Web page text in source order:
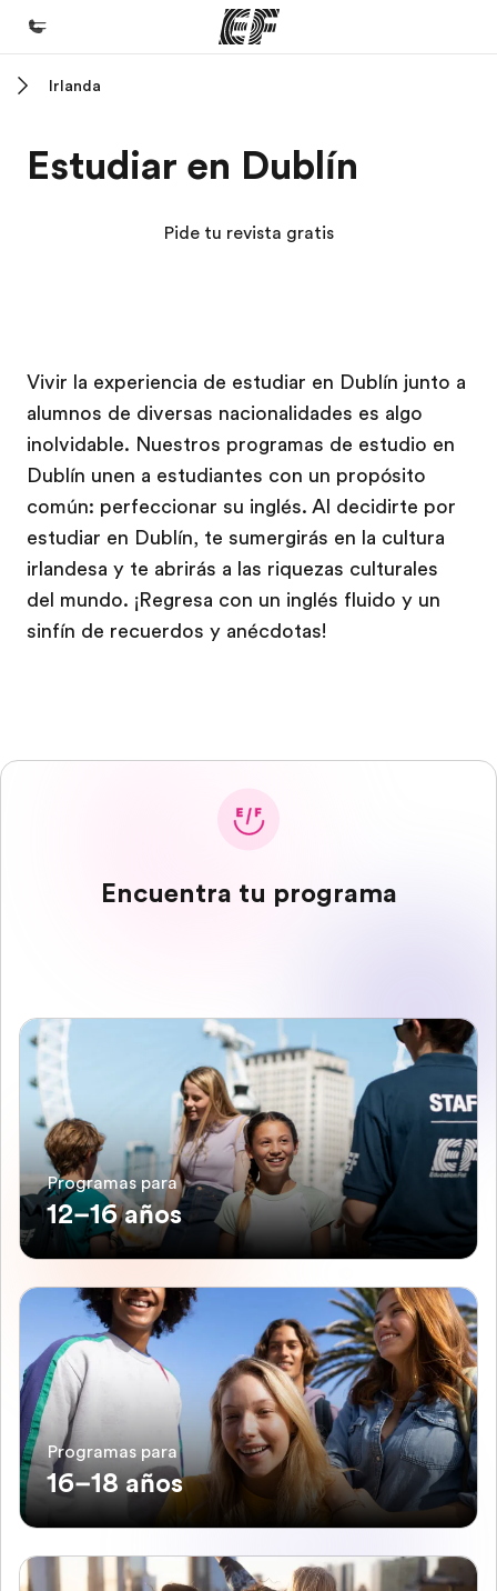
Programas
Quiénes somos
Trabajos
Únete al equipo
Irlanda
Estudiar en Dublín
Pide tu revista gratis
Vivir la experiencia de estudiar en Dublín junto a
alumnos de diversas nacionalidades es algo
inolvidable. Nuestros programas de estudio en
Dublín unen a estudiantes con un propósito
común: perfeccionar su inglés. Al decidirte por
estudiar en Dublín, te sumergirás en la cultura
irlandesa y te abrirás a las riquezas culturales
del mundo. ¡Regresa con un inglés fluido y un
sinfín de recuerdos y anécdotas!
Encuentra tu programa
Programas para
12–16 años
Programas para
16–18 años